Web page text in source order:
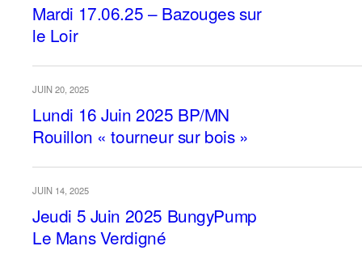
Mardi 17.06.25 – Bazouges sur
le Loir
JUIN 20, 2025
Lundi 16 Juin 2025 BP/MN
Rouillon « tourneur sur bois »
JUIN 14, 2025
Jeudi 5 Juin 2025 BungyPump
Le Mans Verdigné